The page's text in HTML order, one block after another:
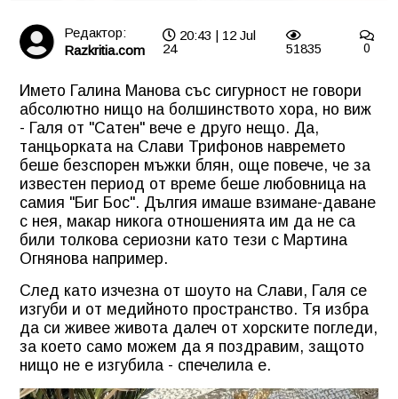
Редактор:
Razkritia.com
20:43 | 12 Jul
24
51835 0
Името Галина Манова със сигурност не говори
абсолютно нищо на болшинството хора, но виж
- Галя от "Сатен" вече е друго нещо. Да,
танцьорката на Слави Трифонов навремето
беше безспорен мъжки блян, още повече, че за
известен период от време беше любовница на
самия "Биг Бос". Дългия имаше взимане-даване
с нея, макар никога отношенията им да не са
били толкова сериозни като тези с Мартина
Огнянова например.
След като изчезна от шоуто на Слави, Галя се
изгуби и от медийното пространство. Тя избра
да си живее живота далеч от хорските погледи,
за което само можем да я поздравим, защото
нищо не е изгубила - спечелила е.